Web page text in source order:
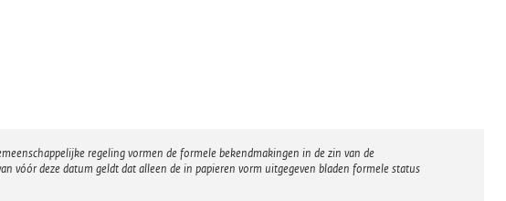
regeling vormen de formele bekendmakingen in de zin van de
vóór deze datum geldt dat alleen de in papieren vorm uitgegeven bladen formele status